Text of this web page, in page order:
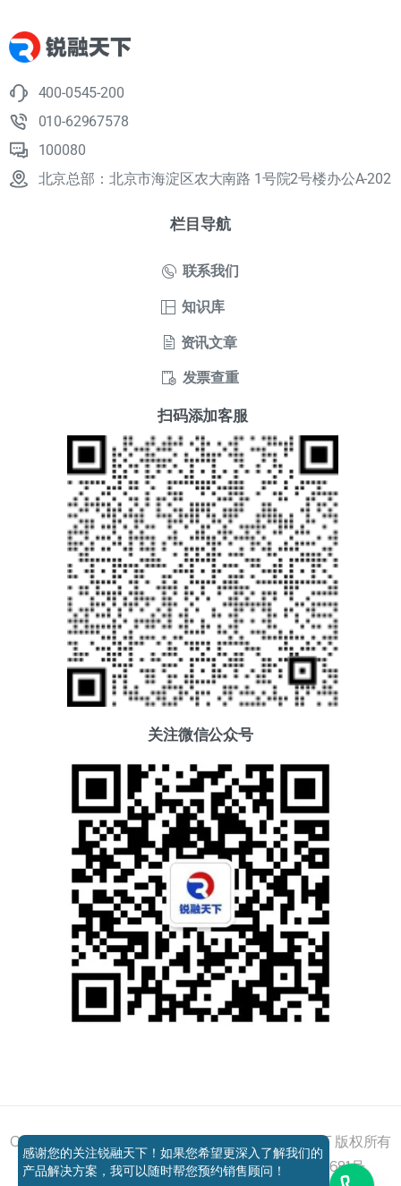
400-0545-200
010-62967578
100080
北京总部：北京市海淀区农大南路 1号院2号楼办公A-202
栏目导航
联系我们
知识库
资讯文章
发票查重
扫码添加客服
关注微信公众号
Copyright © 2011 - 2026 All right reserved 锐融天下 版权所有
京ICP备12037648号-1 京公网安备11010802027681号
添加好友
电话咨询
感谢您的关注锐融天下！如果您希望更深入了解我们的
产品解决方案，我可以随时帮您预约销售顾问！